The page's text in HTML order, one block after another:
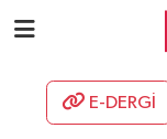
E-DERGİ
AKADEMİ